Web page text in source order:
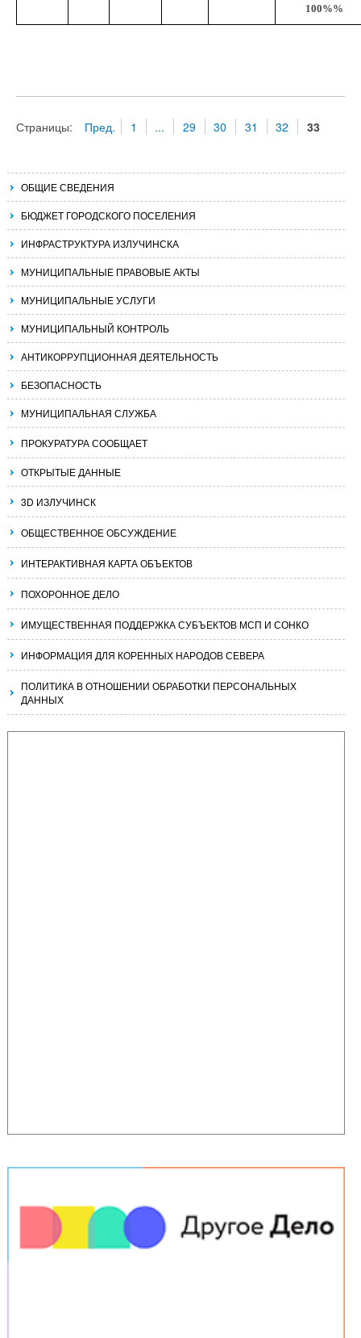
100%%
Страницы: Пред. 1 ... 29 30 31 32 33
ОБЩИЕ СВЕДЕНИЯ
БЮДЖЕТ ГОРОДСКОГО ПОСЕЛЕНИЯ
ИНФРАСТРУКТУРА ИЗЛУЧИНСКА
МУНИЦИПАЛЬНЫЕ ПРАВОВЫЕ АКТЫ
МУНИЦИПАЛЬНЫЕ УСЛУГИ
МУНИЦИПАЛЬНЫЙ КОНТРОЛЬ
АНТИКОРРУПЦИОННАЯ ДЕЯТЕЛЬНОСТЬ
БЕЗОПАСНОСТЬ
МУНИЦИПАЛЬНАЯ СЛУЖБА
ПРОКУРАТУРА СООБЩАЕТ
ОТКРЫТЫЕ ДАННЫЕ
3D ИЗЛУЧИНСК
ОБЩЕСТВЕННОЕ ОБСУЖДЕНИЕ
ИНТЕРАКТИВНАЯ КАРТА ОБЪЕКТОВ
ПОХОРОННОЕ ДЕЛО
ИМУЩЕСТВЕННАЯ ПОДДЕРЖКА СУБЪЕКТОВ МСП И СОНКО
ИНФОРМАЦИЯ ДЛЯ КОРЕННЫХ НАРОДОВ СЕВЕРА
ПОЛИТИКА В ОТНОШЕНИИ ОБРАБОТКИ ПЕРСОНАЛЬНЫХ
ДАННЫХ